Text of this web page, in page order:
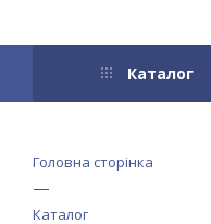
Каталог
Головна сторінка
—
Каталог